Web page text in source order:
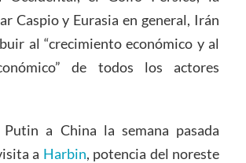
Caspio y Eurasia en general, Irán
al “crecimiento económico y al
de todos los actores
a China la semana pasada
a Harbin, potencia del noreste